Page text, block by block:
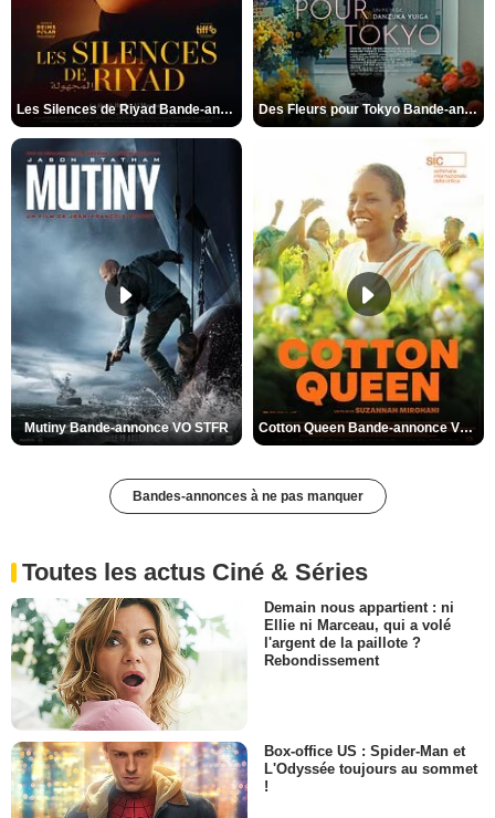
Les Silences de Riyad Bande-annonce VO STFR Des Fleurs pour Tokyo Bande-annonce VO STFR
Mutiny Bande-annonce VO STFR Cotton Queen Bande-annonce VO STFR
Bandes-annonces à ne pas manquer
Toutes les actus Ciné & Séries
Demain nous appartient : ni
Ellie ni Marceau, qui a volé
l'argent de la paillote ?
Rebondissement
Box-office US : Spider-Man et
L'Odyssée toujours au sommet
!